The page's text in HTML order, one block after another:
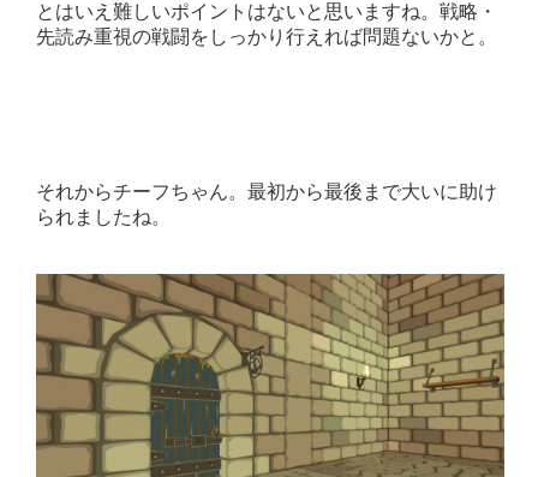
とはいえ難しいポイントはないと思いますね。戦略・
先読み重視の戦闘をしっかり行えれば問題ないかと。
それからチーフちゃん。最初から最後まで大いに助け
られましたね。